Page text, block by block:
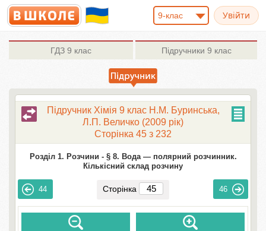
9-клас
ГДЗ 9 клас Підручники 9 клас
Підручник Хімія 9 клас Н.М. Буринська,
Л.П. Величко (2009 рік)
Сторінка 45 з 232
Розділ 1. Розчини - § 8. Вода — полярний розчинник.
Кількісний склад розчину
44 Сторінка 46